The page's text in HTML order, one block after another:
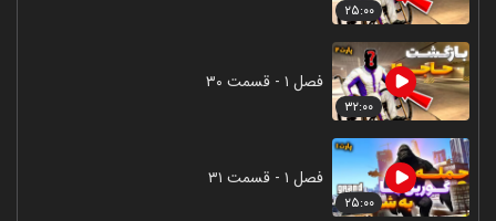
۲۵:۰۰
۳۲:۰۰
فصل ۱ - قسمت ۳۰
۲۵:۰۰
فصل ۱ - قسمت ۳۱